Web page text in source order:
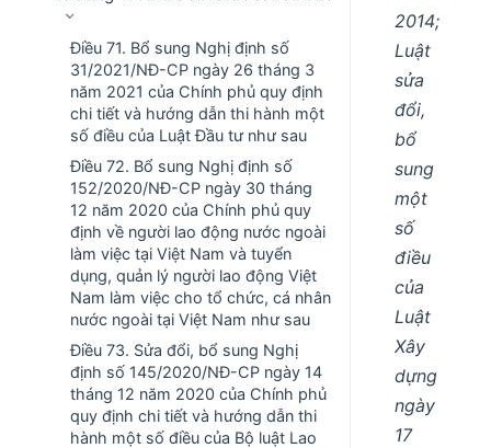
Điều 71. Bổ sung Nghị định số
31/2021/NĐ-CP ngày 26 tháng 3
năm 2021 của Chính phủ quy định
chi tiết và hướng dẫn thi hành một
số điều của Luật Đầu tư như sau
Điều 72. Bổ sung Nghị định số
152/2020/NĐ-CP ngày 30 tháng
12 năm 2020 của Chính phủ quy
định về người lao động nước ngoài
làm việc tại Việt Nam và tuyển
dụng, quản lý người lao động Việt
Nam làm việc cho tổ chức, cá nhân
nước ngoài tại Việt Nam như sau
Điều 73. Sửa đổi, bổ sung Nghị
định số 145/2020/NĐ-CP ngày 14
tháng 12 năm 2020 của Chính phủ
quy định chi tiết và hướng dẫn thi
hành một số điều của Bộ luật Lao
2014;
Luật
sửa
đổi,
bổ
sung
một
số
điều
của
Luật
Xây
dựng
ngày
17